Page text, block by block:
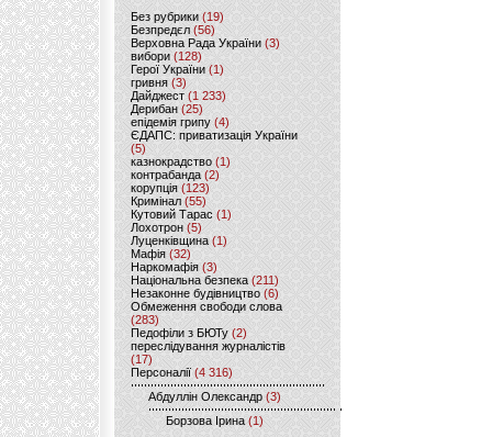
Без рубрики (19)
Безпредєл(56)
Верховна Рада України (3)
вибори(128)
Герої України(1)
гривня (3)
Дайджест (1 233)
Дерибан (25)
епідемія грипу (4)
ЄДАПС: приватизація України
(5)
казнокрадство (1)
контрабанда (2)
корупція (123)
Кримінал (55)
Кутовий Тарас (1)
Лохотрон(5)
Луценківщина (1)
Мафія (32)
Наркомафія (3)
Національна безпека (211)
Незаконне будівництво(6)
Обмеження свободи слова
(283)
Педофіли з БЮТу (2)
переслідування журналістів
(17)
Персоналії (4 316)
Абдуллін Олександр (3)
Борзова Ірина(1)